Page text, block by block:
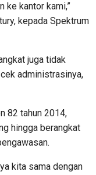
ke kantor kami,”
kepada Spektrum
juga tidak
administrasinya,
82 tahun 2014,
hingga berangkat
kita sama dengan